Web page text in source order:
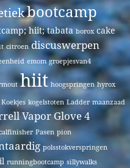
bootcamp
hiit; tabata borox cake
citroen discuswerpen
emom groepjesvan4
hiit hoogspringen hyrox
Koekjes kogelstoten Ladder maanzaad
Vapor Glove 4
Pasen pion
polsstokverspringen
runningbootcamp sillywalks